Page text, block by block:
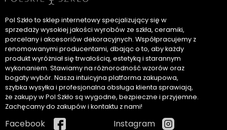
Pol Szkło to sklep internetowy specjalizujący się w
sprzedaży wysokiej jakości wyrobów ze szkła, ceramiki,
porcelany i akcesoriów dekoracyjnych. Współpracujemy z
renomowanymi producentami, dbając o to, aby każdy
produkt wyróżniał się trwałością, estetyką i starannym
wykonaniem. Stawiamy na różnorodność wzorów oraz
bogaty wybór. Nasza intuicyjna platforma zakupowa,
szybka wysyłka i profesjonalna obsługa klienta sprawiają,
że zakupy w Pol Szkło są wygodne, bezpieczne i przyjemne.
Zachęcamy do zakupów i kontaktu z nami!
Facebook Instagram